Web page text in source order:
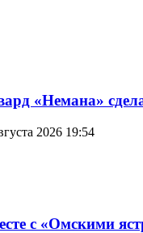
«Немана»
2026 19:54
с «Омскими